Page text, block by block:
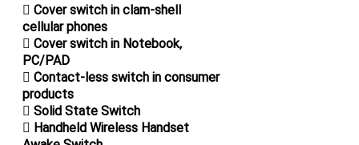
 Cover switch in clam-shell
cellular phones
 Cover switch in Notebook,
PC/PAD
 Contact-less switch in consumer
products
 Solid State Switch
 Handheld Wireless Handset